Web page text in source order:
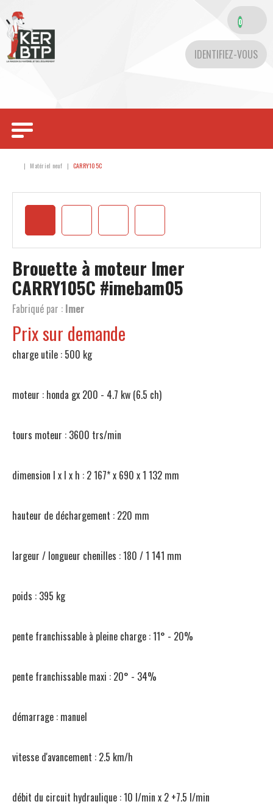
0
IDENTIFIEZ-VOUS
Toggle
navigation
Matériel neuf CARRY105C
Brouette à moteur Imer
CARRY105C #imebam05
Fabriqué par : Imer
Prix sur demande
charge utile : 500 kg
moteur : honda gx 200 - 4.7 kw (6.5 ch)
tours moteur : 3600 trs/min
dimension l x l x h : 2 167* x 690 x 1 132 mm
hauteur de déchargement : 220 mm
largeur / longueur chenilles : 180 / 1 141 mm
poids : 395 kg
pente franchissable à pleine charge : 11° - 20%
pente franchissable maxi : 20° - 34%
démarrage : manuel
vitesse d'avancement : 2.5 km/h
débit du circuit hydraulique : 10 l/min x 2 +7.5 l/min